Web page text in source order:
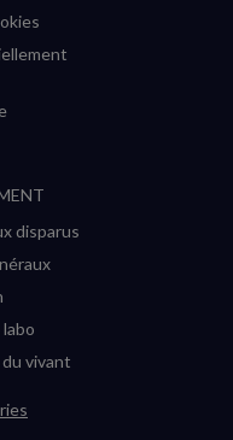
disparus
vivant